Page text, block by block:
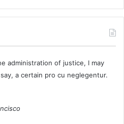
administration of justice, I may
a certain pro cu neglegentur.